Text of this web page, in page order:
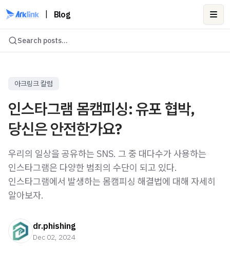
Blog
Search posts...
아크링크 칼럼
인스타그램 몸캠피싱: 유포 협박,
당신은 안전한가요?
우리의 일상을 공유하는 SNS. 그 중 대다수가 사용하는
인스타그램은 다양한 범죄의 수단이 되고 있다.
인스타그램에서 발생하는 몸캠피싱 해결법에 대해 자세히
알아보자.
dr.phishing
Dec 02, 2024